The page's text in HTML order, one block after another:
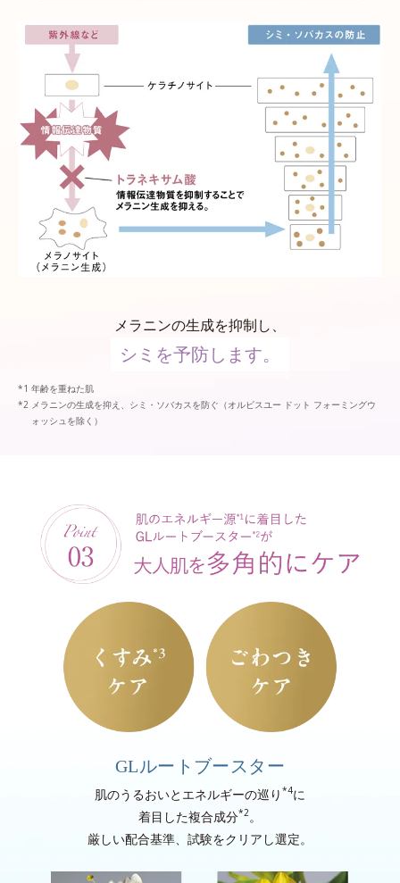
メラニンの生成を抑制し、
シミを予防します。
年齢を重ねた肌
メラニンの生成を抑え、シミ・ソバカスを防ぐ（オルビスユー ドット フォーミングウ
ォッシュを除く）
GLルートブースター
肌のうるおいとエネルギーの巡り *4に
着目した複合成分*2。
厳しい配合基準、試験をクリアし選定。